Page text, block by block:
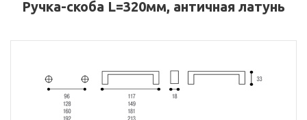
Ручка-скоба L=320мм, античная латунь